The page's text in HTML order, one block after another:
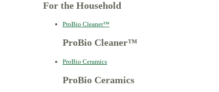
For the Household
ProBio Cleaner™
ProBio Cleaner™
ProBio Ceramics
ProBio Ceramics